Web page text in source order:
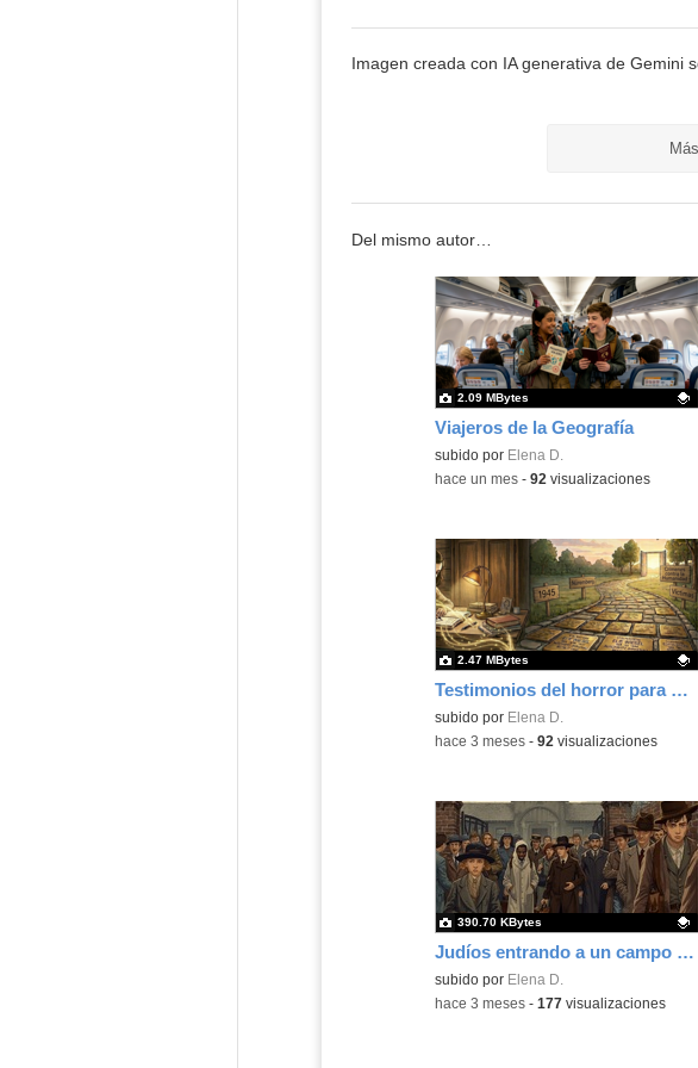
Imagen creada con IA generativa de Gemini
Del mismo autor…
Viajeros de la Geografía
Contenido educativo.
subido por Elena D.
2.09 MBytes
-hace un mes- 92 visualizaciones
Testimonios del horror para el recuerdo
Contenido educativo.
subido por Elena D.
2.47 MBytes
-hace 3 meses- 92 visualizaciones
Judíos entrando a un campo de concentración
Contenido educativo.
subido por Elena D.
390.70 KBytes
-hace 3 meses- 177visualizaciones